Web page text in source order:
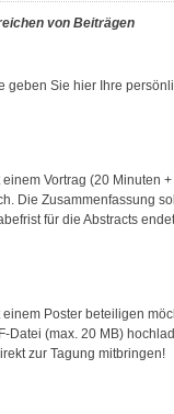
von Beiträgen
geben Sie hier Ihre
Vortrag (20 Minuten
Die Zusammenfassung
für die Abstracts
Poster beteiligen
Datei (max. 20 MB)
zur Tagung mitbringen!